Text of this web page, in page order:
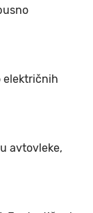
električnih
avtovleke,